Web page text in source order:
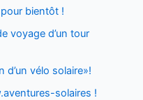
pour bientôt !
voyage d’un tour
vélo solaire»!
solaires !